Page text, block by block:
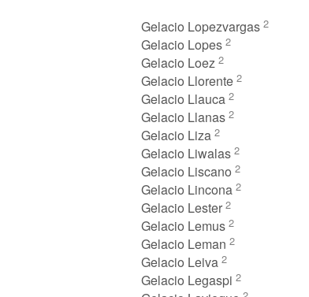
Gelacio Lopezvargas 2
Gelacio Lopes 2
Gelacio Loez 2
Gelacio Llorente 2
Gelacio Llauca 2
Gelacio Llanas 2
Gelacio Liza 2
Gelacio Liwalas 2
Gelacio Liscano 2
Gelacio Lincona 2
Gelacio Lester 2
Gelacio Lemus 2
Gelacio Leman 2
Gelacio Leiva 2
Gelacio Legaspi 2